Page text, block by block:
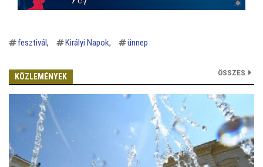
fesztivál Királyi Napok ünnep
KÖZLEMÉNYEK ÖSSZES